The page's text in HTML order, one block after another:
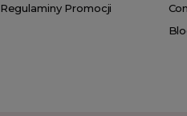
Regulaminy Promocji